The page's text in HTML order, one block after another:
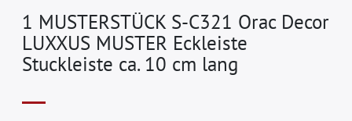
1 MUSTERSTÜCK S-C321 Orac Decor
LUXXUS MUSTER Eckleiste
Stuckleiste ca. 10 cm lang